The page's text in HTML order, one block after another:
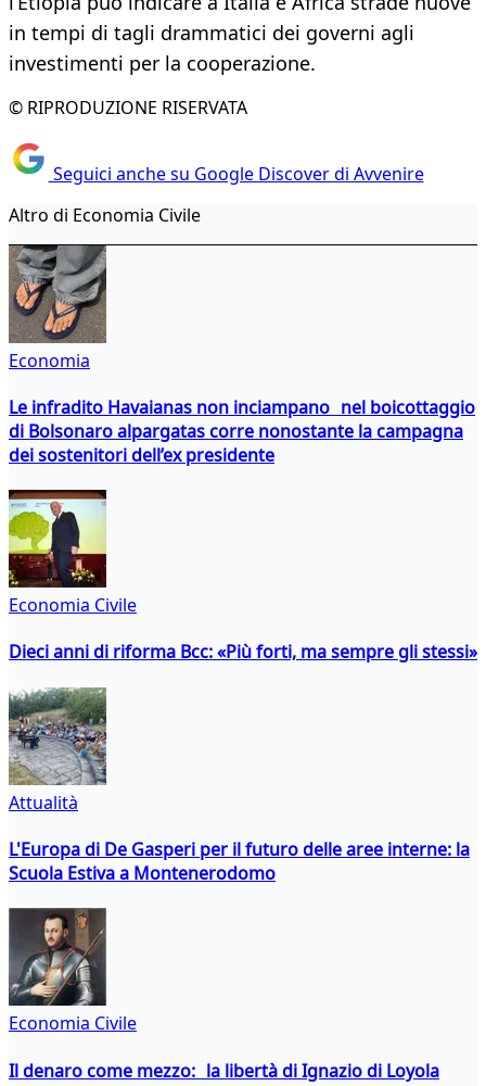
in tempi di tagli drammatici dei governi agli
investimenti per la cooperazione.
© RIPRODUZIONE RISERVATA
Seguici anche su Google Discover di Avvenire
Altro di Economia Civile
Economia
Le infradito Havaianas non inciampano nel boicottaggio
di Bolsonaro alpargatas corre nonostante la campagna
dei sostenitori dell’ex presidente
Economia Civile
Dieci anni di riforma Bcc: «Più forti, ma sempre gli stessi»
Attualità
L'Europa di De Gasperi per il futuro delle aree interne: la
Scuola Estiva a Montenerodomo
Economia Civile
Il denaro come mezzo: la libertà di Ignazio di Loyola